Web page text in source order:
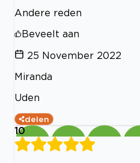
Andere reden
Beveelt aan
25 November 2022
Miranda
Uden
delen
10